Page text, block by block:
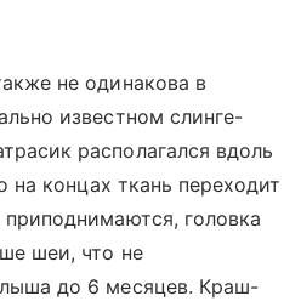
не одинакова в
известном слинге-
располагался вдоль
на концах ткань переходит
головка
шеи, что не
до 6 месяцев. Краш-